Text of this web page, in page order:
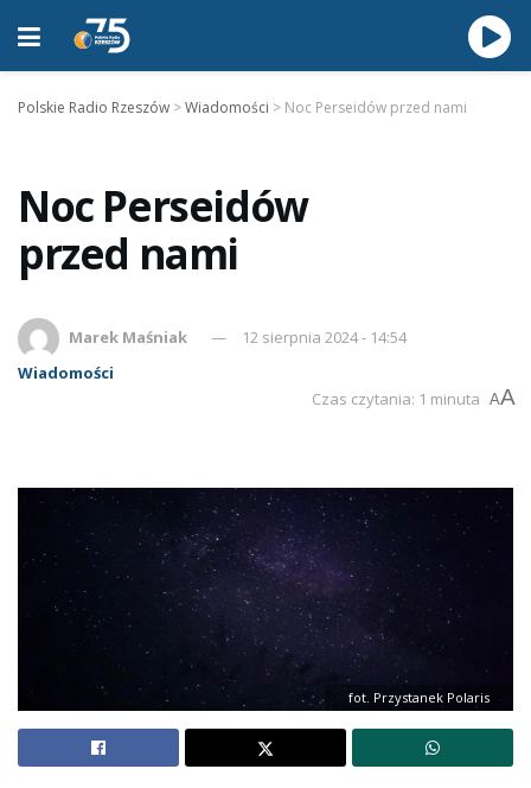
Polskie Radio Rzeszów >Wiadomości > Noc Perseidów przed nami
Noc Perseidów
przed nami
Marek Maśniak
12 sierpnia 2024 - 14:54
Wiadomości
Czas czytania: 1 minuta AA
fot. Przystanek Polaris